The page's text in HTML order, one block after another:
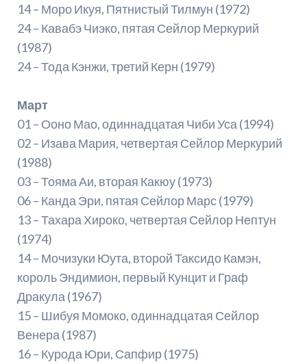
14 – Моро Икуя, Пятнистый Тилмун (1972)
24 – Кавабэ Чиэко, пятая Сейлор Меркурий
(1987)
24 – Тода Кэнжи, третий Керн (1979)
Март
01 – Ооно Мао, одиннадцатая Чиби Уса (1994)
02 – Изава Мария, четвертая Сейлор Меркурий
(1988)
03 – Тояма Аи, вторая Какюу (1973)
06 – Канда Эри, пятая Сейлор Марс (1979)
13 – Тахара Хироко, четвертая Сейлор Нептун
(1974)
14 – Мочизуки Юута, второй Таксидо Камэн,
король Эндимион, первый Кунцит и Граф
Дракула (1967)
15 – Шибуя Момоко, одиннадцатая Сейлор
Венера (1987)
16 – Курода Юри, Сапфир (1975)